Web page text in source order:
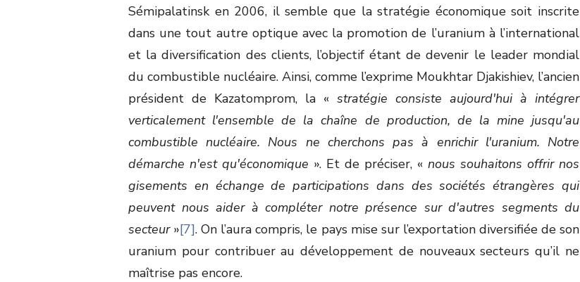
Sémipalatinsk en 2006, il semble que la stratégie économique soit inscrite
dans une tout autre optique avec la promotion de l’uranium à l’international
et la diversification des clients, l’objectif étant de devenir le leader mondial
du combustible nucléaire. Ainsi, comme l’exprime Moukhtar Djakishiev, l’ancien
président de Kazatomprom, la « stratégie consiste aujourd'hui à intégrer
verticalement l'ensemble de la chaîne de production, de la mine jusqu'au
combustible nucléaire. Nous ne cherchons pas à enrichir l'uranium. Notre
démarche n'est qu'économique ». Et de préciser, « nous souhaitons offrir nos
gisements en échange de participations dans des sociétés étrangères qui
peuvent nous aider à compléter notre présence sur d'autres segments du
secteur »[7]. On l’aura compris, le pays mise sur l’exportation diversifiée de son
uranium pour contribuer au développement de nouveaux secteurs qu’il ne
maîtrise pas encore.